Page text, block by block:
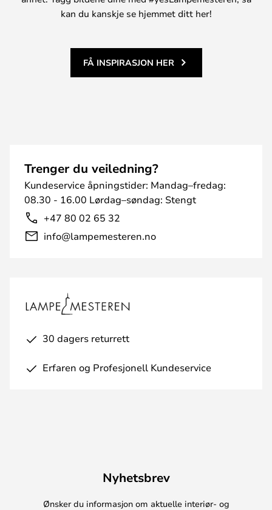
kan du kanskje se hjemmet ditt her!
FÅ INSPIRASJON HER
Trenger du veiledning?
Kundeservice åpningstider: Mandag–fredag:
08.30 - 16.00 Lørdag–søndag: Stengt
+47 80 02 65 32
info@lampemesteren.no
30 dagers returrett
Erfaren og Profesjonell Kundeservice
Nyhetsbrev
Ønsker du informasjon om aktuelle interiør- og